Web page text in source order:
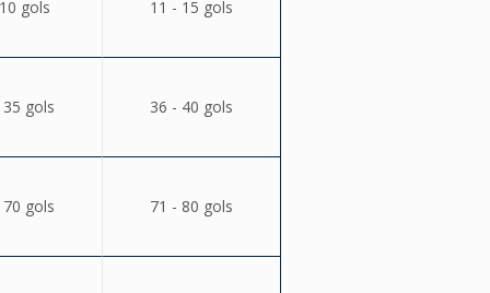
gols 11 - 15 gols
gols 36 - 40 gols
gols 71 - 80 gols